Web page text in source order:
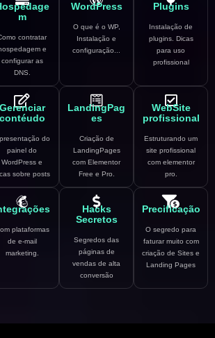
m
contratar
e
configurar as
DNS.
WordPress
O que é o WP,
Instalação e
configuração...
Plugins
Instalação de
plugins. Dicas
para uso
profissional
Gerenciar
contéudo
do
painel do
WordPress e
sobre posts
LandingPag
es
Criação de
LandingPages
com Elementor
Free e Pro.
WebSite
profissional
Estruturando um
site profissional
com elementor
pro.
plataformas
de e-mail
marketing.
Hacks
Secretos
Segredos das
páginas de
vendas de alta
conversão
Precificação
O segredo para
faturar muito com
criação de Sites e
Landing Pages